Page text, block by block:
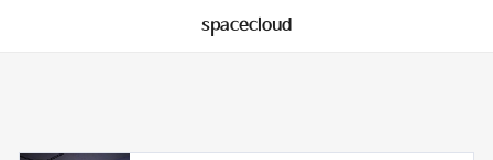
spacecloud